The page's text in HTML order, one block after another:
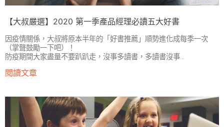
【大叔嚴選】2020 第一季產品經理必讀五大好書
因疫情關係，大叔將原本半年的「好書推薦」順勢進化成每季一次
（掌聲鼓勵一下吧）！
防疫期間大家盡量不要趴趴走，沒事多讀書，多讀書沒事…
閱讀文章